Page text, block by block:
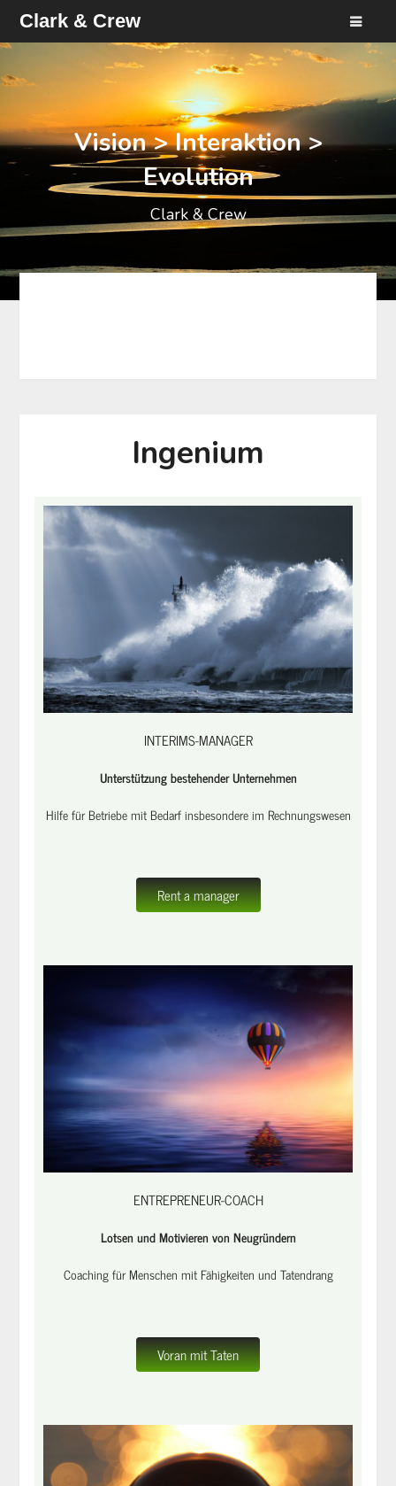
Clark & Crew
Vision > Interaktion >
Evolution
Clark & Crew
Ingenium
INTERIMS-MANAGER
Unterstützung bestehender Unternehmen
Hilfe für Betriebe mit Bedarf insbesondere im Rechnungswesen
Rent a manager
ENTREPRENEUR-COACH
Lotsen und Motivieren von Neugründern
Coaching für Menschen mit Fähigkeiten und Tatendrang
Voran mit Taten